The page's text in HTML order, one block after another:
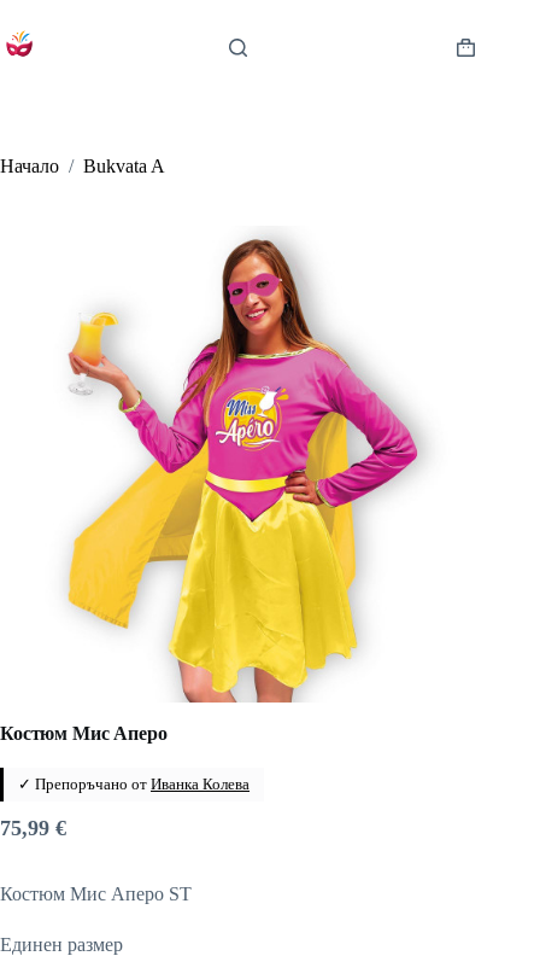
to
content
Shopping
Начало / Bukvata A
Костюм Мис Аперо
✓ Препоръчано от Иванка Колева
75,99 €
Костюм Мис Аперо ST
Единен размер